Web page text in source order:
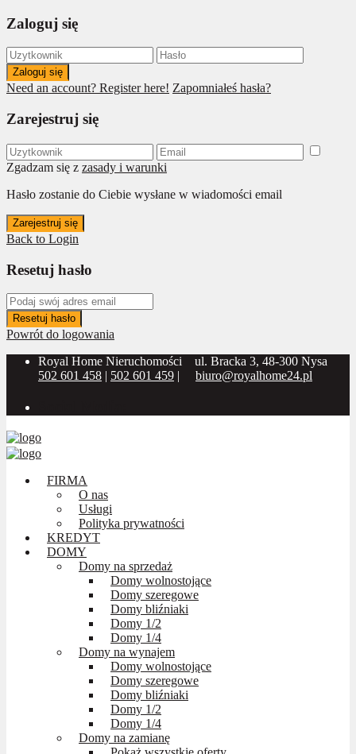
Zaloguj się
Zaloguj się
Need an account? Register here! Zapomniałeś hasła?
Zarejestruj się
Zgadzam się z zasady i warunki
Hasło zostanie do Ciebie wysłane w wiadomości email
Zarejestruj się
Back to Login
Resetuj hasło
Resetuj hasło
Powrót do logowania
Royal Home Nieruchomości
ul. Bracka 3, 48-300 Nysa
502 601 458 | 502 601 459 | biuro@royalhome24.pl
FIRMA
O nas
Usługi
Polityka prywatności
KREDYT
DOMY
Domy na sprzedaż
Domy wolnostojące
Domy szeregowe
Domy bliźniaki
Domy 1/2
Domy 1/4
Domy na wynajem
Domy wolnostojące
Domy szeregowe
Domy bliźniaki
Domy 1/2
Domy 1/4
Domy na zamianę